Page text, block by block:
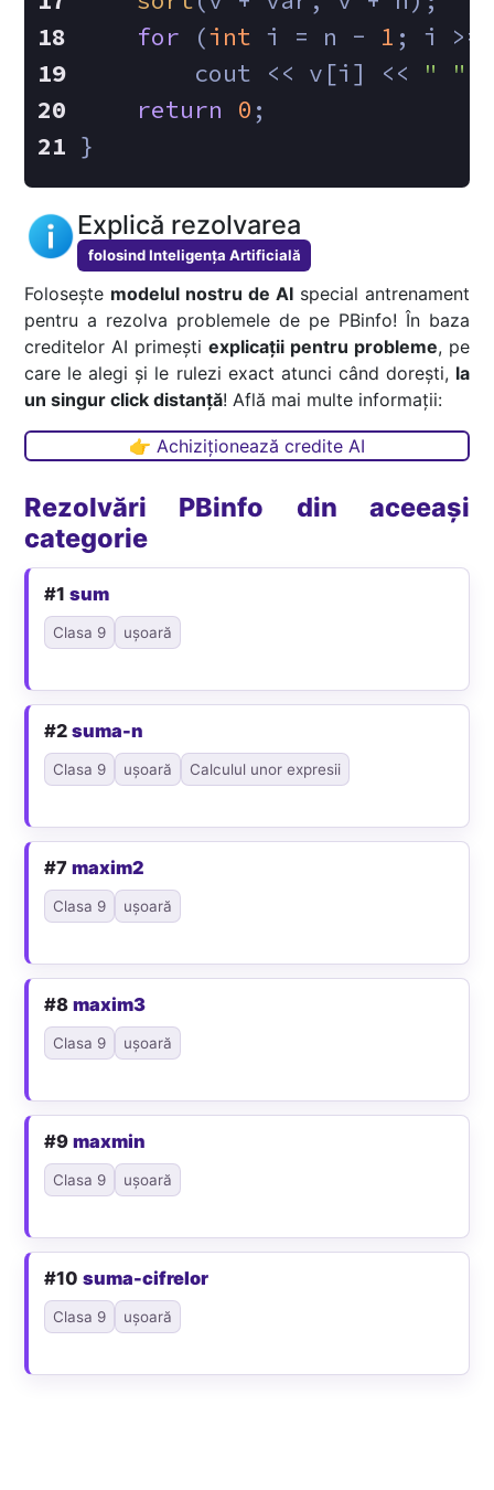
for (int i = n - 1 ; i
    	cout << v[i] <<
" "
return
0 ;
}
Explică rezolvarea
folosind Inteligența Artificială
Folosește modelul nostru de AIspecial antrenament
pentru a rezolva problemele de pe PBinfo! În baza
creditelor AI primești explicații pentru probleme, pe
care le alegi și le rulezi exact atunci când dorești, la
un singur click distanță! Află mai multe informații:
👉 Achiziționează credite AI
Rezolvări PBinfo din aceeași
categorie
#1sum
Clasa 9 ușoară
#2suma-n
Clasa 9 ușoară Calculul unor expresii
#7maxim2
Clasa 9 ușoară
#8maxim3
Clasa 9 ușoară
#9maxmin
Clasa 9 ușoară
#10suma-cifrelor
Clasa 9 ușoară